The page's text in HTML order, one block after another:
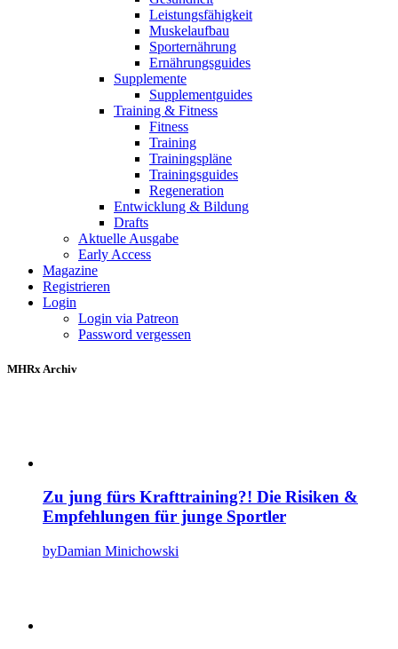
Leistungsfähigkeit
Muskelaufbau
Sporternährung
Ernährungsguides
Supplemente
Supplementguides
Training & Fitness
Fitness
Training
Trainingspläne
Trainingsguides
Regeneration
Entwicklung & Bildung
Drafts
Aktuelle Ausgabe
Early Access
Magazine
Registrieren
Login
Login via Patreon
Password vergessen
MHRx Archiv
Zu jung fürs Krafttraining?! Die Risiken &
Empfehlungen für junge Sportler
byDamian Minichowski